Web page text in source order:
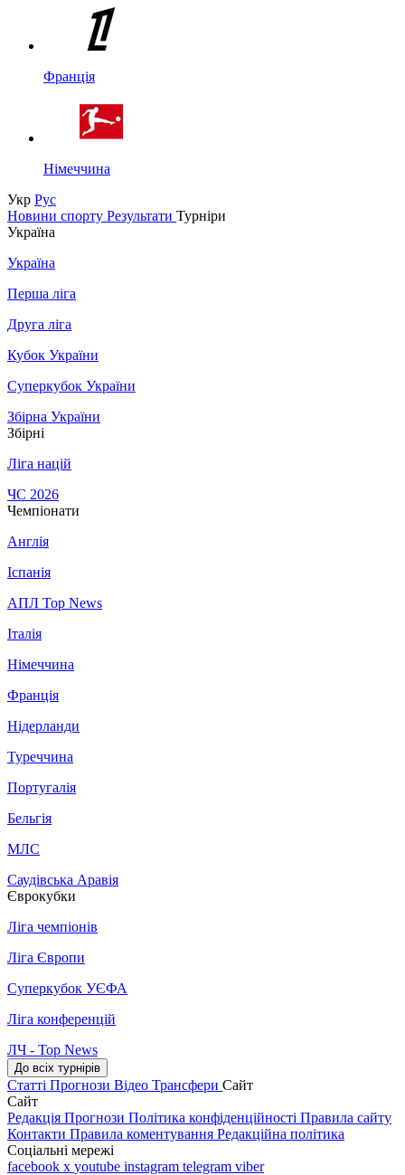
Франція
Німеччина
Укр Рус
Новини спорту Результати Турніри
Україна
Україна
Перша ліга
Друга ліга
Кубок України
Суперкубок України
Збірна України
Збірні
Ліга націй
ЧС 2026
Чемпіонати
Англія
Іспанія
АПЛ Top News
Італія
Німеччина
Франція
Нідерланди
Туреччина
Португалія
Бельгія
МЛС
Саудівська Аравія
Єврокубки
Ліга чемпіонів
Ліга Європи
Суперкубок УЄФА
Ліга конференцій
ЛЧ - Top News
До всіх турнірів
Статті Прогнози Відео Трансфери Сайт
Сайт
Редакція Прогнози Політика конфіденційності Правила сайту
Контакти Правила коментування Редакційна політика
Соціальні мережі
facebook x youtube instagram telegram viber